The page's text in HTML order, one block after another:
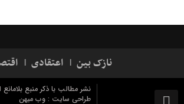
نازک بین اعتقادی
نشر مطالب با ذکر منبع
طراحی سایت : وب میهن